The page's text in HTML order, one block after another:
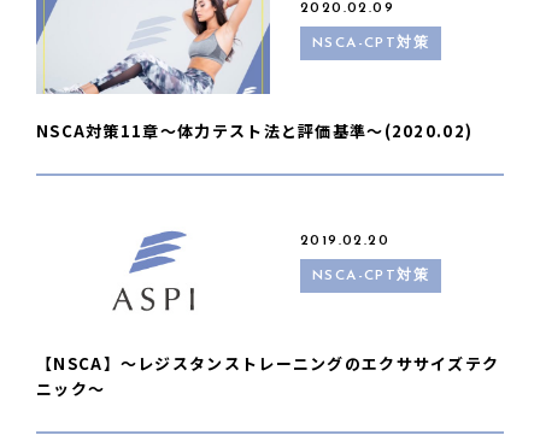
2020.02.09
NSCA-CPT対策
NSCA対策11章〜体力テスト法と評価基準〜(2020.02)
2019.02.20
NSCA-CPT対策
【NSCA】〜レジスタンストレーニングのエクササイズテク
ニック〜